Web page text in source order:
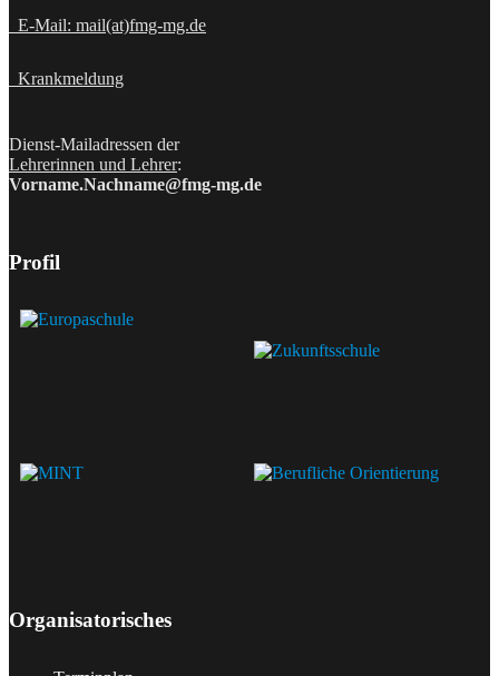
E-Mail: mail(at)fmg-mg.de
Krankmeldung
Dienst-Mailadressen der
Lehrerinnen und Lehrer:
Vorname.Nachname@fmg-mg.de
Profil
Organisatorisches